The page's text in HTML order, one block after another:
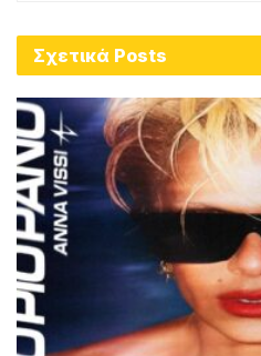
Σχετικά Posts